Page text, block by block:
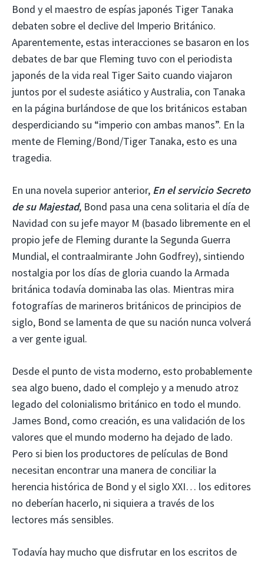
Bond y el maestro de espías japonés Tiger Tanaka
debaten sobre el declive del Imperio Británico.
Aparentemente, estas interacciones se basaron en los
debates de bar que Fleming tuvo con el periodista
japonés de la vida real Tiger Saito cuando viajaron
juntos por el sudeste asiático y Australia, con Tanaka
en la página burlándose de que los británicos estaban
desperdiciando su “imperio con ambas manos”. En la
mente de Fleming/Bond/Tiger Tanaka, esto es una
tragedia.
En una novela superior anterior, En el servicio Secreto
de su Majestad, Bond pasa una cena solitaria el día de
Navidad con su jefe mayor M (basado libremente en el
propio jefe de Fleming durante la Segunda Guerra
Mundial, el contraalmirante John Godfrey), sintiendo
nostalgia por los días de gloria cuando la Armada
británica todavía dominaba las olas. Mientras mira
fotografías de marineros británicos de principios de
siglo, Bond se lamenta de que su nación nunca volverá
a ver gente igual.
Desde el punto de vista moderno, esto probablemente
sea algo bueno, dado el complejo y a menudo atroz
legado del colonialismo británico en todo el mundo.
James Bond, como creación, es una validación de los
valores que el mundo moderno ha dejado de lado.
Pero si bien los productores de películas de Bond
necesitan encontrar una manera de conciliar la
herencia histórica de Bond y el siglo XXI… los editores
no deberían hacerlo, ni siquiera a través de los
lectores más sensibles.
Todavía hay mucho que disfrutar en los escritos de